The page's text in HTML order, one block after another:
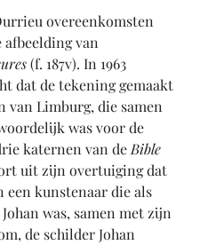
overeenkomsten
afbeelding van
(f. 187v). In 1963
dat de tekening gemaakt
van Limburg, die samen
was voor de
katernen van de Bible
uit zijn overtuiging dat
een kunstenaar die als
was, samen met zijn
de schilder Johan